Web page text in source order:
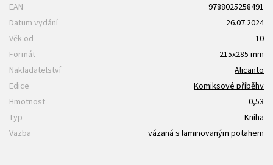
EAN
9788025258491
Datum vydání
26.07.2024
Věk od
10
Formát
215x285 mm
Nakladatelství
Alicanto
Edice
Komiksové příběhy
Hmotnost
0,53
Typ
Kniha
Vazba
vázaná s laminovaným potahem